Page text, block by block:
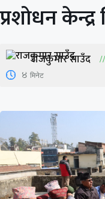
प्रशोधन केन्द्र
राजकुमार साउँद
4 मिनेट